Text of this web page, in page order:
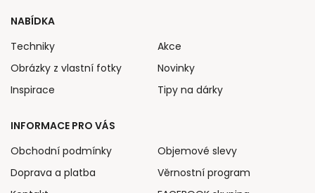
NABÍDKA
Techniky
Obrázky z vlastní fotky
Inspirace
Akce
Novinky
Tipy na dárky
INFORMACE PRO VÁS
Obchodní podmínky
Doprava a platba
Objemové slevy
Věrnostní program